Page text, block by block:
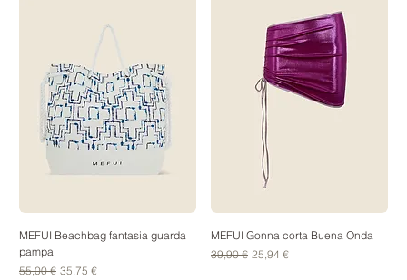
MEFUI Beachbag fantasia guarda
pampa
Prezzo regolare
55,00 € Prezzo scontato
35,75 €
MEFUI Gonna corta Buena Onda
Prezzo regolare
39,90 € Prezzo scontato
25,94 €